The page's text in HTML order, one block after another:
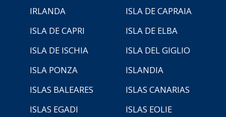
IRLANDA
ISLA DE CAPRAIA
ISLA DE CAPRI
ISLA DE ELBA
ISLA DE ISCHIA
ISLA DEL GIGLIO
ISLA PONZA
ISLANDIA
ISLAS BALEARES
ISLAS CANARIAS
ISLAS EGADI
ISLAS EOLIE